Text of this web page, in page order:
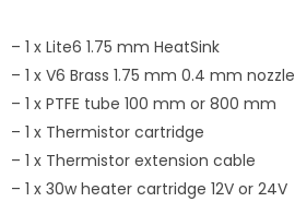
– 1 x Lite6 1.75 mm HeatSink
– 1 x V6 Brass 1.75 mm 0.4 mm nozzle
– 1 x PTFE tube 100 mm or 800 mm
– 1 x Thermistor cartridge
– 1 x Thermistor extension cable
– 1 x 30w heater cartridge 12V or 24V